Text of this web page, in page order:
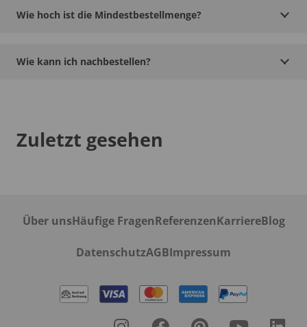
Wie hoch ist die Mindestbestellmenge?
Wie kann ich nachbestellen?
Zuletzt gesehen
Über unsHäufige FragenReferenzenKarriereBlog
DatenschutzAGBImpressum